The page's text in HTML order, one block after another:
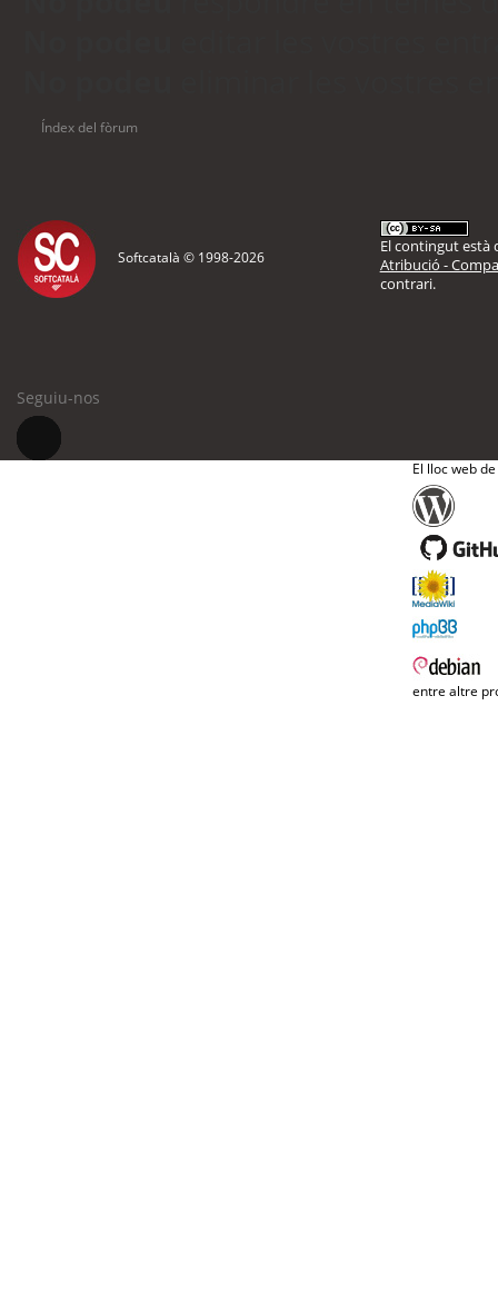
Índex del fòrum
Softcatalà © 1998-2026
El contingut està
Atribució -
contrari.
Seguiu-nos
El lloc web
entre altre